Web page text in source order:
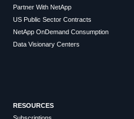
Partner With NetApp
US Public Sector Contracts
NetApp OnDemand Consumption
Data Visionary Centers
RESOURCES